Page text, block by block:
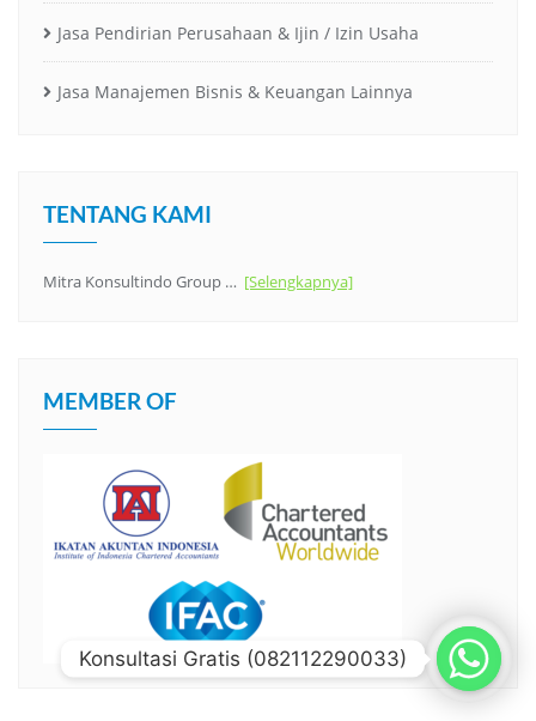
Jasa Pendirian Perusahaan & Ijin / Izin Usaha
Jasa Manajemen Bisnis & Keuangan Lainnya
TENTANG KAMI
Mitra Konsultindo Group … [Selengkapnya]
MEMBER OF
Konsultasi Gratis (082112290033)